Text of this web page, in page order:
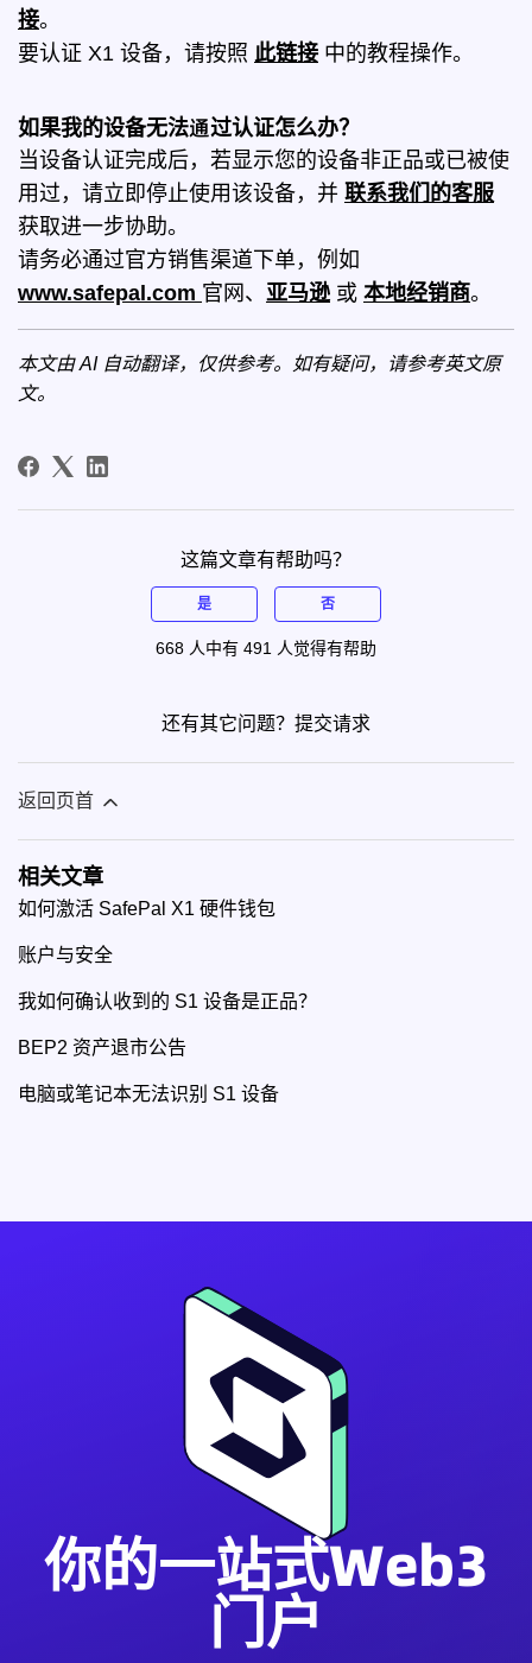
接。
要认证 X1 设备，请按照 此链接 中的教程操作。
如果我的设备无法通过认证怎么办？
当设备认证完成后，若显示您的设备非正品或已被使
用过，请立即停止使用该设备，并 联系我们的客服
获取进一步协助。
请务必通过官方销售渠道下单，例如
www.safepal.com 官网、 亚马逊 或 本地经销商。
本文由 AI 自动翻译，仅供参考。如有疑问，请参考英文原
文。
这篇文章有帮助吗？
是 否
668 人中有 491 人觉得有帮助
还有其它问题？ 提交请求
返回页首
相关文章
如何激活 SafePal X1 硬件钱包
账户与安全
我如何确认收到的 S1 设备是正品？
BEP2 资产退市公告
电脑或笔记本无法识别 S1 设备
你的一站式Web3
门户